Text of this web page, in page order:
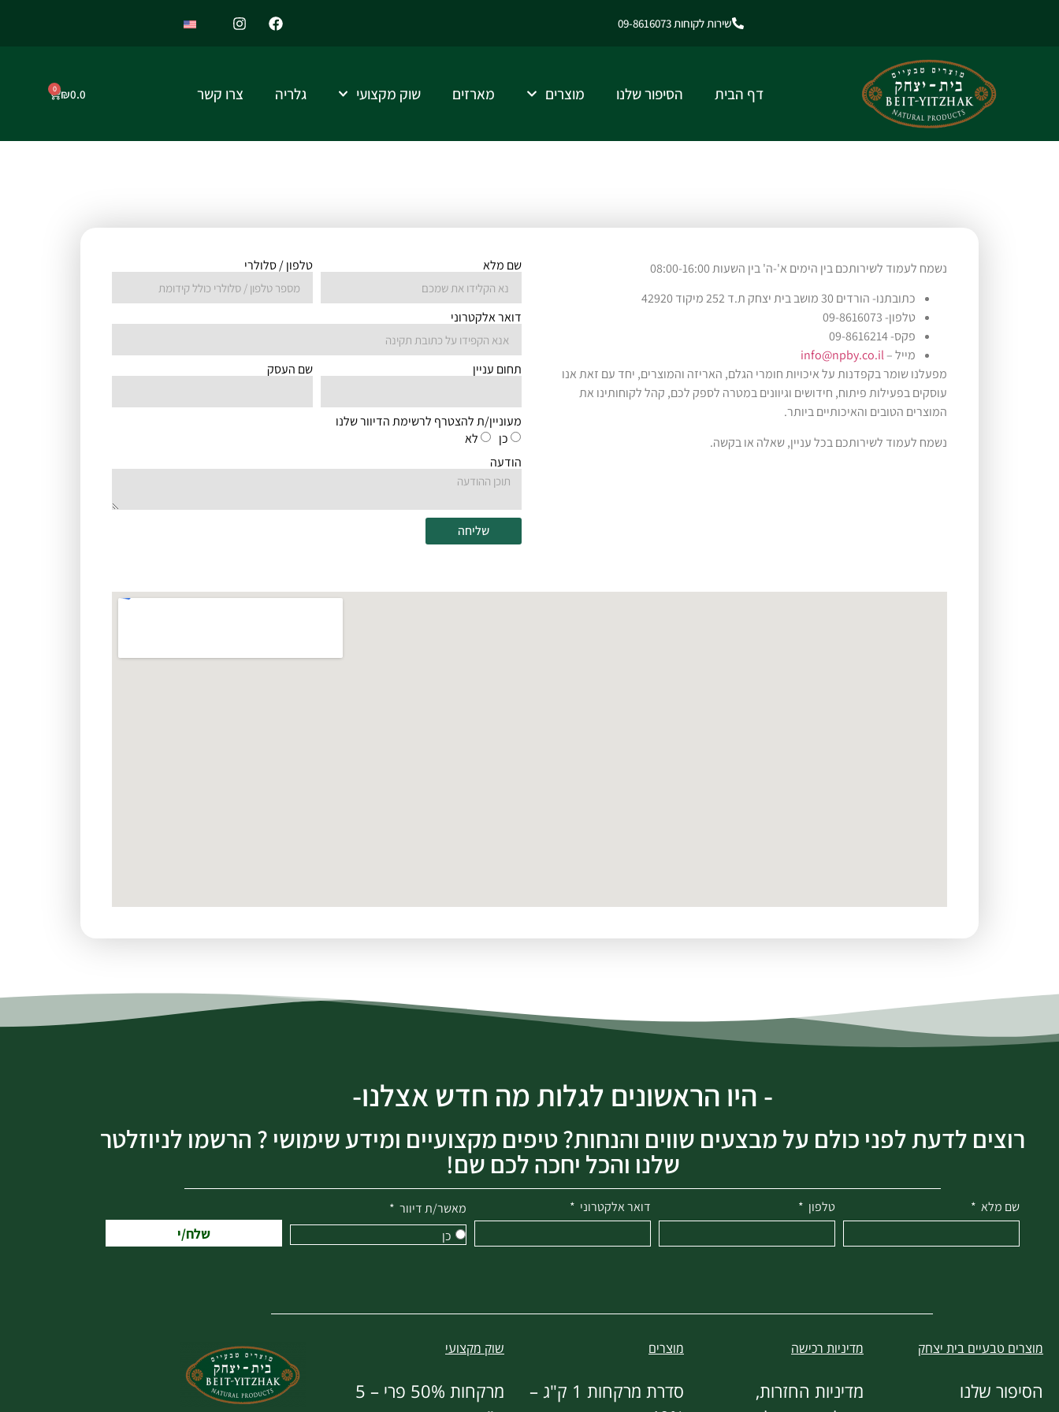
שירות לקוחות 09-8616073
דף הבית הסיפור שלנו מוצרים מארזים שוק מקצועי גלריה צרו קשר ₪0.0
0
נשמח לעמוד לשירותכם בין הימים א'-ה' בין השעות 08:00-16:00
כתובתנו- הורדים 30 מושב בית יצחק ת.ד 252 מיקוד 42920
טלפון- 09-8616073
פקס- 09-8616214
מייל –info@npby.co.il
מפעלנו שומר בקפדנות על איכויות חומרי הגלם, האריזה והמוצרים, יחד עם זאת אנו
עוסקים בפעילות פיתוח, חידושים וגיוונים במטרה לספק לכם, קהל לקוחותינו את
המוצרים הטובים והאיכותיים ביותר.
נשמח לעמוד לשירותכם בכל עניין, שאלה או בקשה.
שם מלא טלפון / סלולרי
דואר אלקטרוני
תחום עניין שם העסק
מעוניין/ת להצטרף לרשימת הדיוור שלנו
כן
לא
הודעה
שליחה
- היו הראשונים לגלות מה חדש אצלנו-
רוצים לדעת לפני כולם על מבצעים שווים והנחות? טיפים מקצועיים ומידע שימושי ? הרשמו לניוזלטר
שלנו והכל יחכה לכם שם!
שם מלא טלפון דואר אלקטרוני
מאשר/ת דיוור
כן
שלח/י
מוצרים טבעיים בית יצחק
הסיפור שלנו
מדיניות רכישה
מדיניות החזרות,
מוצרים
סדרת מרקחות 1 ק"ג –
שוק מקצועי
מרקחות 50% פרי – 5